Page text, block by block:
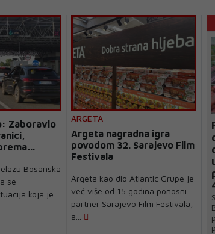
Zaboravio
Bosanska
se
koja je ...
ARGETA
Argeta nagradna igra
povodom 32. Sarajevo Film
Festivala
Argeta kao dio Atlantic Grupe je
već više od 15 godina ponosni
partner Sarajevo Film Festivala,
a...